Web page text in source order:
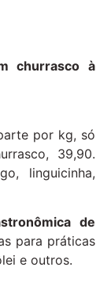
churrasco à
por kg, só
39,90.
linguicinha,
de
para práticas
e outros.